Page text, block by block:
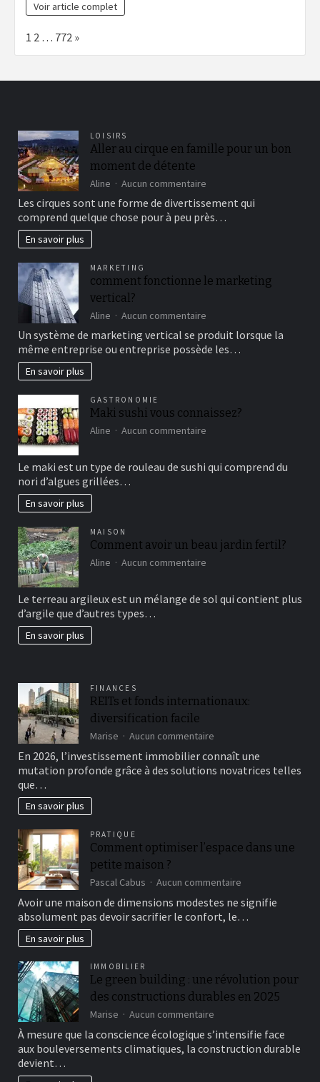
Voir article complet
Page:
1 2 … 772 Next
»
LOISIRS
Aller au cirque en famille pour un bon
moment de détente
Aline Aucun commentaire
au
cirque
bon
Les cirques sont une forme de divertissement qui
comprend quelque chose pour à peu près…
En savoir plus
MARKETING
comment fonctionne le marketing
vertical?
Aline Aucun commentaire
fonctionne
le
Un système de marketing vertical se produit lorsque la
même entreprise ou entreprise possède les…
En savoir plus
GASTRONOMIE
Maki sushi vous connaissez?
Aline Aucun commentaire
vous
Le maki est un type de rouleau de sushi qui comprend du
nori d’algues grillées…
En savoir plus
MAISON
Comment avoir un beau jardin fertil?
Aline Aucun commentaire
un
Le terreau argileux est un mélange de sol qui contient plus
d’argile que d’autres types…
En savoir plus
FINANCES
REITs et fonds internationaux:
diversification facile
Marise Aucun commentaire
et
fonds
En 2026, l’investissement immobilier connaît une
mutation profonde grâce à des solutions novatrices telles
que…
En savoir plus
PRATIQUE
Comment optimiser l’espace dans une
petite maison ?
Pascal Cabus Aucun commentaire
optimiser
l’espace
maison
?
Avoir une maison de dimensions modestes ne signifie
absolument pas devoir sacrifier le confort, le…
En savoir plus
IMMOBILIER
Le green building : une révolution pour
des constructions durables en 2025
Marise Aucun commentaire
green
building
À mesure que la conscience écologique s’intensifie face
aux bouleversements climatiques, la construction durable
devient…